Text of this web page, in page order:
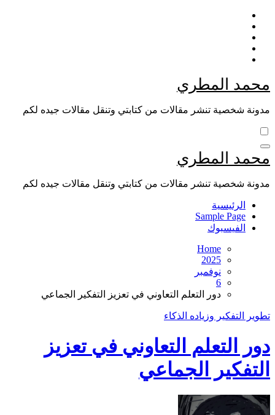
Skip
content
محمد المطري
مدونة شخصية تنشر مقالات من كتابتي وتنقل مقالات جيده لكم
محمد المطري
مدونة شخصية تنشر مقالات من كتابتي وتنقل مقالات جيده لكم
الرئيسية
Sample Page
الفيسبوك
Home
2025
نوفمبر
6
دور التعلم التعاوني في تعزيز التفكير الجماعي
تطوير التفكير وزياده الذكاء
دور التعلم التعاوني في تعزيز
التفكير الجماعي